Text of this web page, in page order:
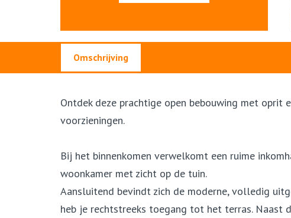
Omschrijving
Omschrijving
Ontdek deze prachtige open bebouwing met
voorzieningen.
Bij het binnenkomen verwelkomt een ruime
woonkamer met zicht op de tuin.
Aansluitend bevindt zich de moderne, volledig
heb je rechtstreeks toegang tot het terras. Naast